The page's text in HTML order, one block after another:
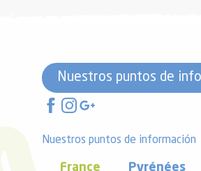
Nuestros puntos de
Nuestros puntos de información
France Pyrénées